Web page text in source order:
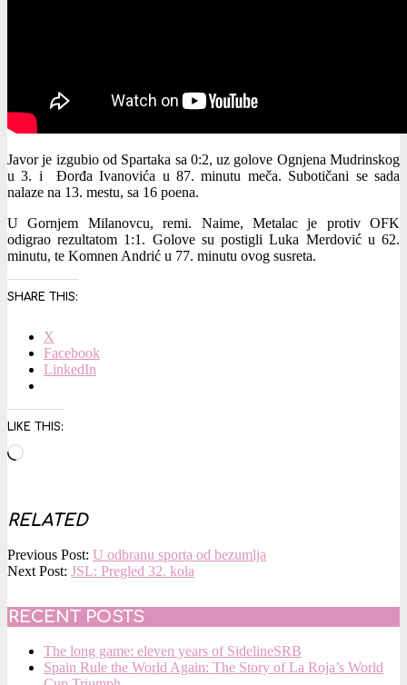
Javor je izgubio od Spartaka sa 0:2, uz golove Ognjena Mudrinskog
u 3. i Đorđa Ivanovića u 87. minutu meča. Subotičani se sada
nalaze na 13. mestu, sa 16 poena.
U Gornjem Milanovcu, remi. Naime, Metalac je protiv OFK
odigrao rezultatom 1:1. Golove su postigli Luka Merdović u 62.
minutu, te Komnen Andrić u 77. minutu ovog susreta.
SHARE THIS:
X
Facebook
LinkedIn
LIKE THIS:
Loading…
RELATED
2016-
04-
Previous Post: U odbranu sporta od bezumlja
Next Post: JSL: Pregled 32. kola
RECENT POSTS
The long game: eleven years of SidelineSRB
Spain Rule the World Again: The Story of La Roja’s World